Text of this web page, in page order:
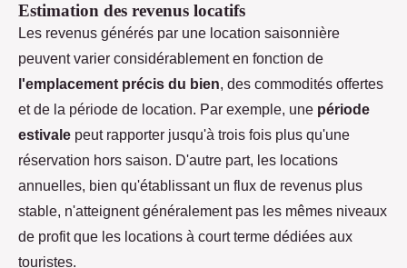
Estimation des revenus locatifs
Les revenus générés par une location saisonnière
peuvent varier considérablement en fonction de
l'emplacement précis du bien, des commodités offertes
et de la période de location. Par exemple, une période
estivale peut rapporter jusqu'à trois fois plus qu'une
réservation hors saison. D'autre part, les locations
annuelles, bien qu'établissant un flux de revenus plus
stable, n'atteignent généralement pas les mêmes niveaux
de profit que les locations à court terme dédiées aux
touristes.